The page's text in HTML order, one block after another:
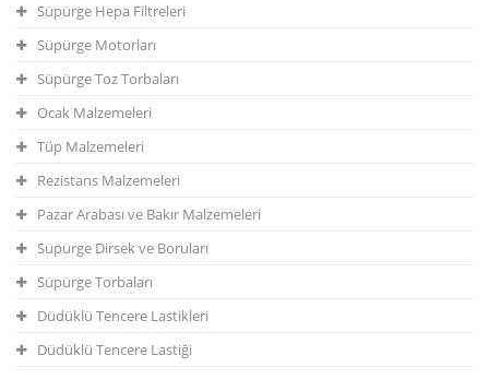
Süpürge Hepa Filtreleri
Süpürge Motorları
Süpürge Toz Torbaları
Ocak Malzemeleri
Tüp Malzemeleri
Rezistans Malzemeleri
Pazar Arabası ve Bakır Malzemeleri
Süpürge Dirsek ve Boruları
Süpürge Torbaları
Düdüklü Tencere Lastikleri
Düdüklü Tencere Lastiği